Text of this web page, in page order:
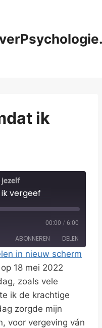
ik
jezelf
vergeef
00:00 / 6:00
ABONNEREN DELEN
in nieuw scherm
18 mei 2022
zoals vele
ik de krachtige
zorgde mijn
voor vergeving ván